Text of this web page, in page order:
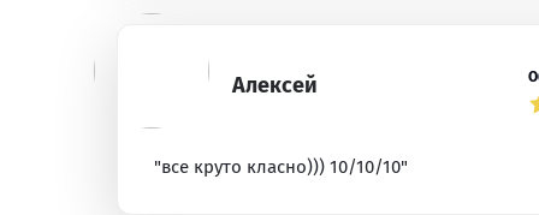
Алексей
"все круто класно))) 10/10/10"